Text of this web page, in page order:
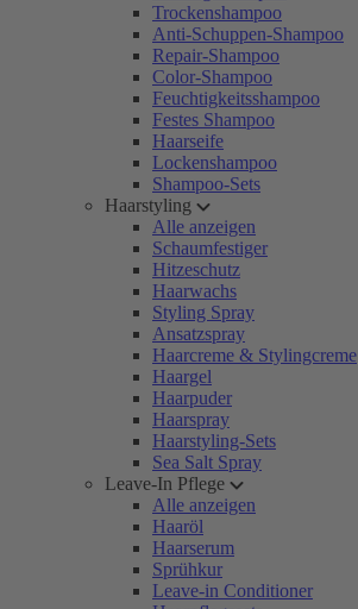
Trockenshampoo
Anti-Schuppen-Shampoo
Repair-Shampoo
Color-Shampoo
Feuchtigkeitsshampoo
Festes Shampoo
Haarseife
Lockenshampoo
Shampoo-Sets
Haarstyling
Alle anzeigen
Schaumfestiger
Hitzeschutz
Haarwachs
Styling Spray
Ansatzspray
Haarcreme & Stylingcreme
Haargel
Haarpuder
Haarspray
Haarstyling-Sets
Sea Salt Spray
Leave-In Pflege
Alle anzeigen
Haaröl
Haarserum
Sprühkur
Leave-in Conditioner